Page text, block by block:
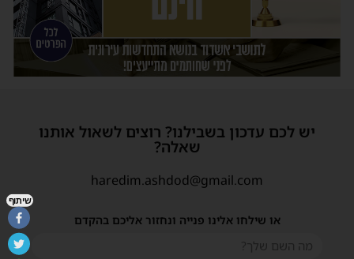
יש לכם עדכון בשבילנו? רוצים לשאול אותנו
שאלה?
haredim.ashdod@gmail.com
או שילחו אלינו פנייה ונחזור אליכם בהקדם
שיתוף